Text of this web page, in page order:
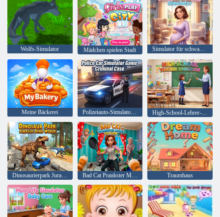
Wolfs-Simulator Mädchen spielen Stadt Simulator für schwangere Mütter
Meine Bäckerei Polizeiauto-Simulator-Spiel Kriminalfall High-School-Lehrer-Simulator
Dinosaurierpark Jurassic Dino World Bad Cat Prankster Moms Return Traumhaus